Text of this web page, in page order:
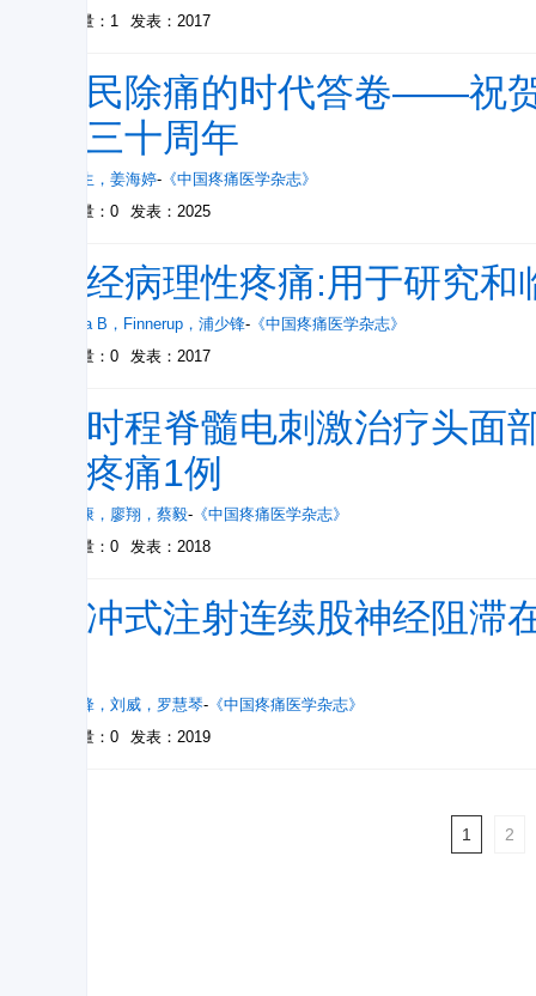
被引量：1
发表：2017
为民除痛的时代答卷——祝
刊三十周年
韩济生 ， 姜海婷- 《中国疼痛医学杂志》
被引量：0
发表：2025
神经病理性疼痛:用于研究
Nanna B ， Finnerup ， 浦少锋- 《中国疼痛医学杂志》
被引量：0
发表：2017
短时程脊髓电刺激治疗头
性疼痛1例
蔡少康 ， 廖翔 ， 蔡毅- 《中国疼痛医学杂志》
被引量：0
发表：2018
脉冲式注射连续股神经阻
王翔锋 ， 刘威 ， 罗慧琴- 《中国疼痛医学杂志》
被引量：0
发表：2019
1 2